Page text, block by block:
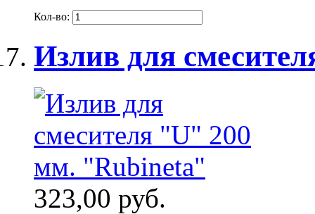
Кол-во:
Излив для
323,00 руб.